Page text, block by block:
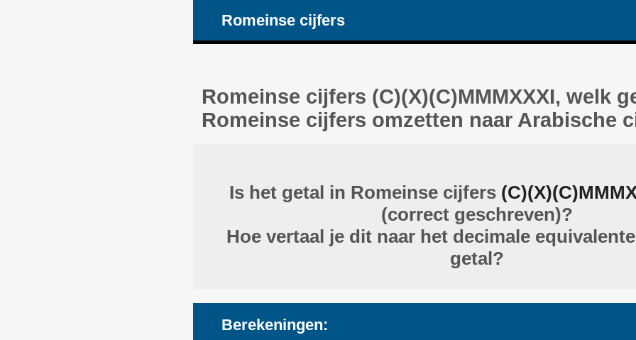
Romeinse cijfers
Romeinse cijfers (C)(X)(C)MMMXXXI, welk
Romeinse cijfers omzetten naar Arabische
Is het getal in Romeinse cijfers
(correct geschreven)?
Hoe vertaal je dit naar het decimale
getal?
Berekeningen: